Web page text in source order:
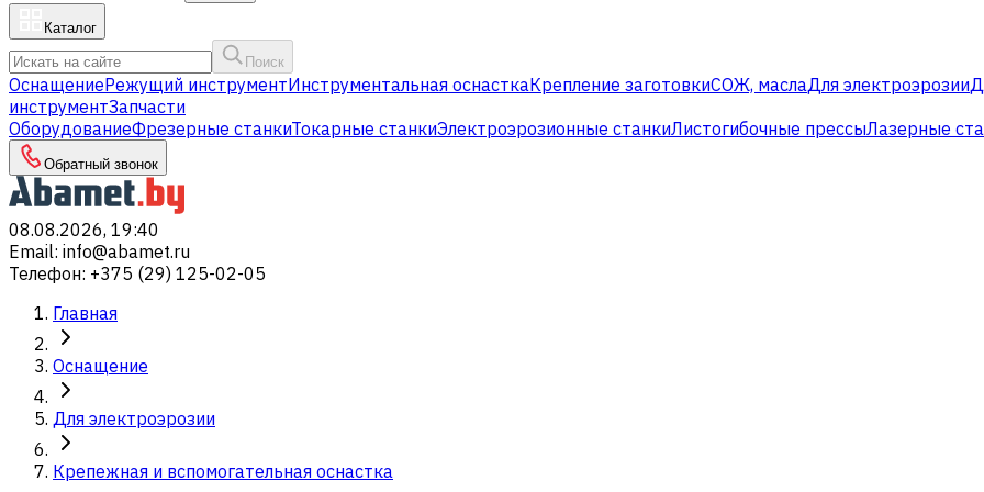
Каталог
Поиск
ОснащениеРежущий инструментИнструментальная оснасткаКрепление заготовкиСОЖ, маслаДля электроэрозии
инструментЗапчасти
ОборудованиеФрезерные станкиТокарные станкиЭлектроэрозионные станкиЛистогибочные прессыЛазерные
Обратный звонок
08.08.2026, 19:40
Email: info@abamet.ru
Телефон: +375 (29) 125-02-05
Главная
Оснащение
Для электроэрозии
Крепежная и вспомогательная оснастка